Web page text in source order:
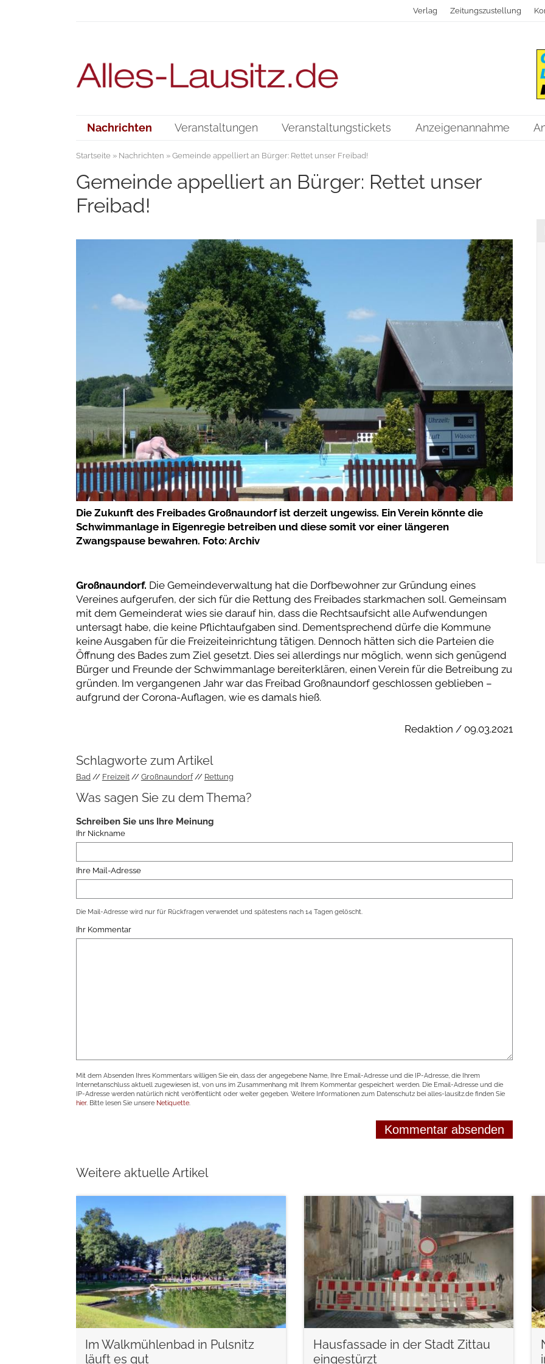
Verlag Zeitungszustellung
Nachrichten Veranstaltungen Veranstaltungstickets Anzeigenannahme
Startseite» Nachrichten » Gemeinde appelliert an Bürger: Rettet unser Freibad!
Gemeinde appelliert an Bürger: Rettet unser
Freibad!
Die Zukunft des Freibades Großnaundorf ist derzeit ungewiss. Ein Verein könnte die
Schwimmanlage in Eigenregie betreiben und diese somit vor einer längeren
Zwangspause bewahren. Foto: Archiv
Großnaundorf. Die Gemeindeverwaltung hat die Dorfbewohner zur Gründung eines
Vereines aufgerufen, der sich für die Rettung des Freibades starkmachen soll. Gemeinsam
mit dem Gemeinderat wies sie darauf hin, dass die Rechtsaufsicht alle Aufwendungen
untersagt habe, die keine Pflichtaufgaben sind. Dementsprechend dürfe die Kommune
keine Ausgaben für die Freizeiteinrichtung tätigen. Dennoch hätten sich die Parteien die
Öffnung des Bades zum Ziel gesetzt. Dies sei allerdings nur möglich, wenn sich genügend
Bürger und Freunde der Schwimmanlage bereiterklären, einen Verein für die Betreibung zu
gründen. Im vergangenen Jahr war das Freibad Großnaundorf geschlossen geblieben –
aufgrund der Corona-Auflagen, wie es damals hieß.
Redaktion / 09.03.2021
Schlagworte zum Artikel
Bad Freizeit Großnaundorf Rettung
Was sagen Sie zu dem Thema?
Schreiben Sie uns Ihre Meinung
Ihr Nickname
Ihre Mail-Adresse
Die Mail-Adresse wird nur für Rückfragen verwendet und spätestens nach 14 Tagen gelöscht.
Ihr Kommentar
Mit dem Absenden Ihres Kommentars willigen Sie ein, dass der angegebene Name, Ihre Email-Adresse und die IP-Adresse, die Ihrem
Internetanschluss aktuell zugewiesen ist, von uns im Zusammenhang mit Ihrem Kommentar gespeichert werden. Die Email-Adresse und die
IP-Adresse werden natürlich nicht veröffentlicht oder weiter gegeben. Weitere Informationen zum Datenschutz bei alles-lausitz.de finden Sie
hier. Bitte lesen Sie unsere Netiquette.
Weitere aktuelle Artikel
Im Walkmühlenbad in Pulsnitz
läuft es gut
Hausfassade in der Stadt Zittau
eingestürzt
weiterlesen